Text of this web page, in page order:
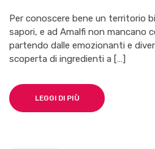
Per conoscere bene un territorio
sapori, e ad Amalfi non mancano
partendo dalle emozionanti e
scoperta di ingredienti a […]
LEGGI DI PIÙ